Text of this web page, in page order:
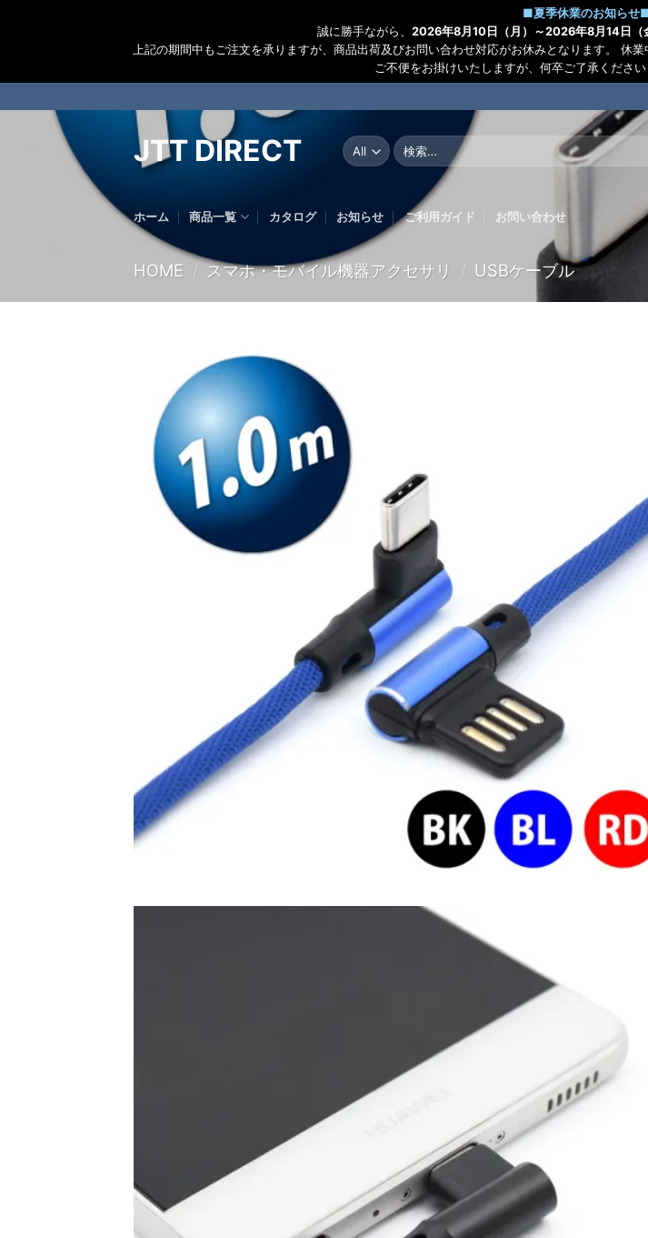
■夏季休業のお知らせ
誠に勝手ながら、 2026年8月10日（月）～2026年8月14日（
上記の期間中もご注文を承りますが、商品出荷及びお問い合わせ対応がお休みとなります。 休
ご不便をお掛けいたしますが、何卒ご了承ください
to
JTT DIRECT
検
索
ホーム 商品一覧 カタログ お知らせ ご利用ガイド お問い合わせ
HOME / スマホ・モバイル機器アクセサリ / USBケーブル